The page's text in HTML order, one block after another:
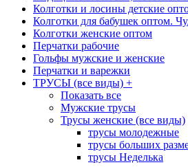
Колготки и лосины детские
Колготки для бабушек оптом.
Колготки женские оптом
Перчатки рабочие
Гольфы мужские и женские
Перчатки и варежки
ТРУСЫ (все виды) +
Показать все
Мужские трусы
Трусы женские (все виды)
трусы молодежные
трусы больших
трусы Неделька